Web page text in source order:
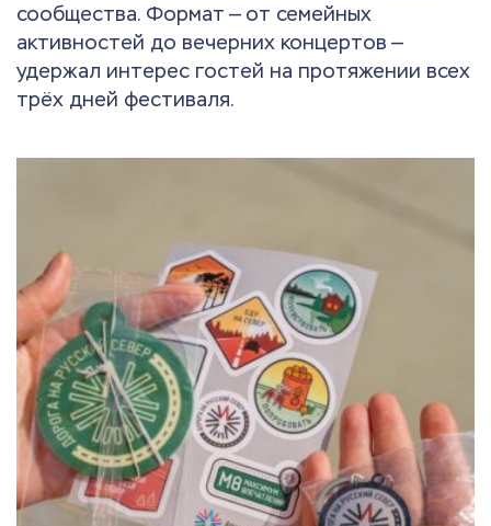
сообщества. Формат — от семейных
активностей до вечерних концертов —
удержал интерес гостей на протяжении всех
трёх дней фестиваля.